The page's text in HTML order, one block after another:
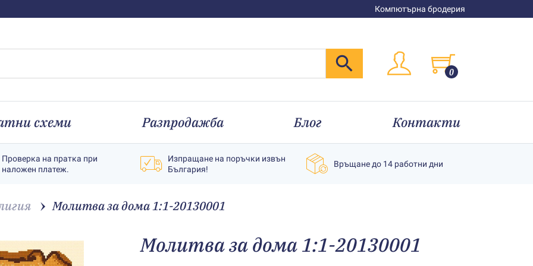
Компютърна бродерия
0
схеми Разпродажба Блог Контакти
Проверка на пратка при
наложен платеж.
Изпращане на поръчки извън
България!
Връщане до 14 работни дни
Молитва за дома 1:1-20130001
Молитва за дома 1:1-20130001